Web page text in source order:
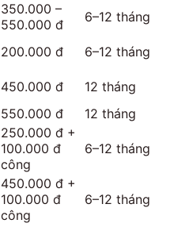
350.000 –
550.000 đ
6–12 tháng
200.000 đ 6–12 tháng
450.000 đ
12 tháng
550.000 đ 12 tháng
250.000 đ +
100.000 đ
công
6–12 tháng
450.000 đ +
100.000 đ
công
6–12 tháng